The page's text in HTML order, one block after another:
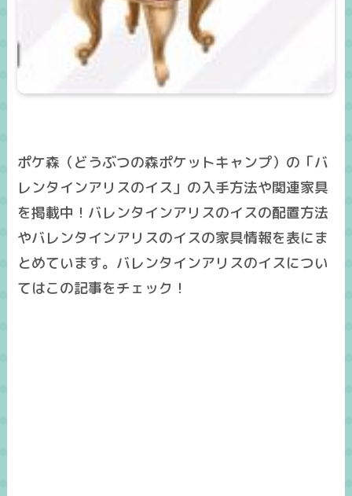
ポケ森（どうぶつの森ポケットキャンプ）の「バ
レンタインアリスのイス」の入手方法や関連家具
を掲載中！バレンタインアリスのイスの配置方法
やバレンタインアリスのイスの家具情報を表にま
とめています。バレンタインアリスのイスについ
てはこの記事をチェック！